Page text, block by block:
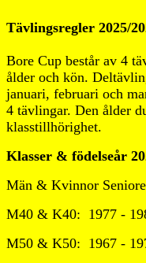
Tävlingsregler 2025/
Bore Cup består av 4
ålder och kön.
januari, februari och
4 tävlingar. Den ålder
klasstillhörighet.
Klasser & födelseår
Män & Kvinnor
M40 & K40: 1977 -
M50 & K50: 1967 -